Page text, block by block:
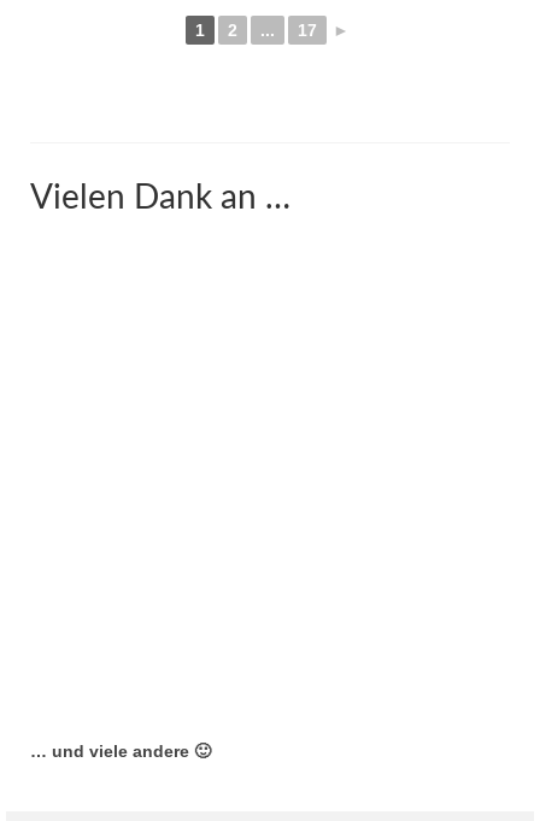
1 2 ... 17 ►
Vielen Dank an …
… und viele andere 🙂